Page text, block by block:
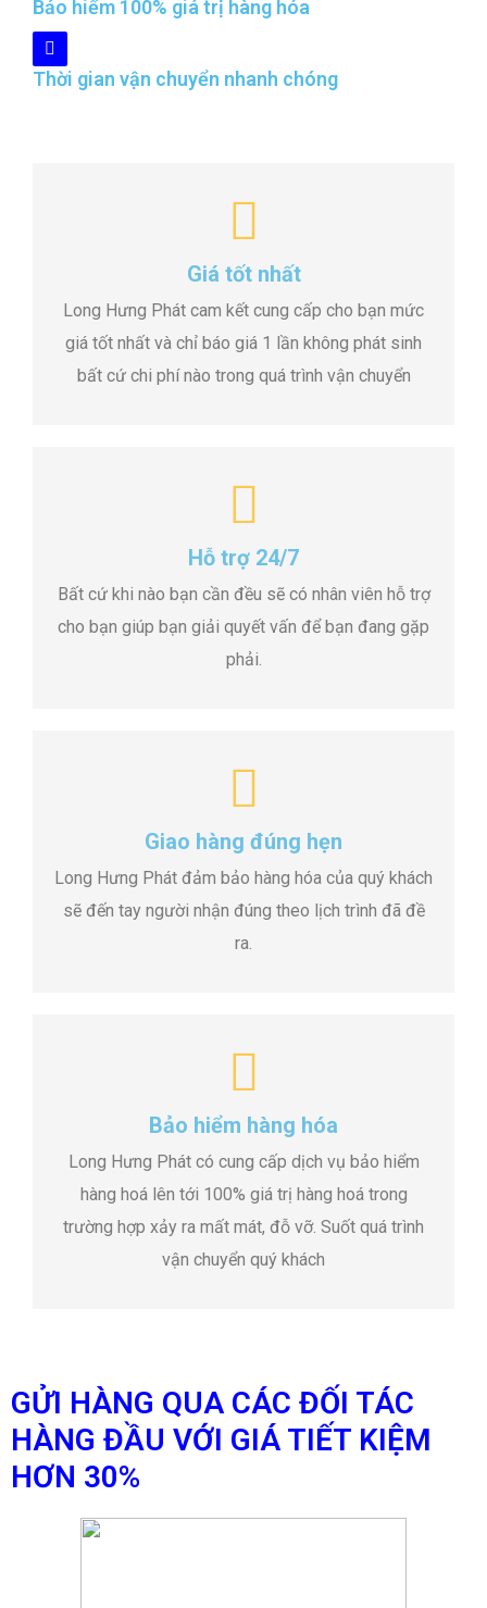
Bảo hiểm 100% giá trị hàng hóa
Thời gian vận chuyển nhanh chóng
Giá tốt nhất
Long Hưng Phát cam kết cung cấp cho bạn mức
giá tốt nhất và chỉ báo giá 1 lần không phát sinh
bất cứ chi phí nào trong quá trình vận chuyển
Hỗ trợ 24/7
Bất cứ khi nào bạn cần đều sẽ có nhân viên hỗ trợ
cho bạn giúp bạn giải quyết vấn để bạn đang gặp
phải.
Giao hàng đúng hẹn
Long Hưng Phát đảm bảo hàng hóa của quý khách
sẽ đến tay người nhận đúng theo lịch trình đã đề
ra.
Bảo hiểm hàng hóa
Long Hưng Phát có cung cấp dịch vụ bảo hiểm
hàng hoá lên tới 100% giá trị hàng hoá trong
trường hợp xảy ra mất mát, đỗ vỡ. Suốt quá trình
vận chuyển quý khách
GỬI HÀNG QUA CÁC ĐỐI TÁC
HÀNG ĐẦU VỚI GIÁ TIẾT KIỆM
HƠN 30%